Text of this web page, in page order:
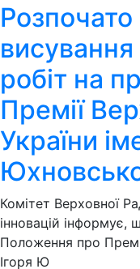
робіт на
Премії
України
Комітет Верховної
інновацій інформує,
Положення про
Ігоря Ю